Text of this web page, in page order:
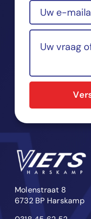
Molenstraat 8
6732 BP Harskamp